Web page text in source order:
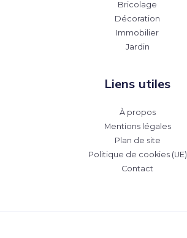
Bricolage
Décoration
Immobilier
Jardin
Liens utiles
À propos
Mentions légales
Plan de site
Politique de cookies (UE)
Contact